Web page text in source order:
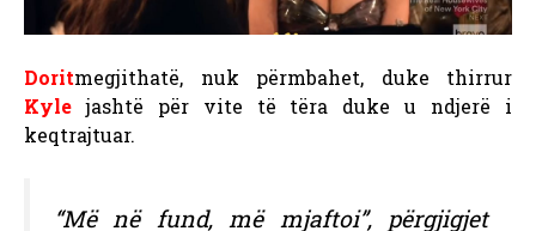
Doritmegjithatë, nuk përmbahet, duke thirrur
Kyle jashtë për vite të tëra duke u ndjerë i
keqtrajtuar.
“Më në fund, më mjaftoi”, përgjigjet